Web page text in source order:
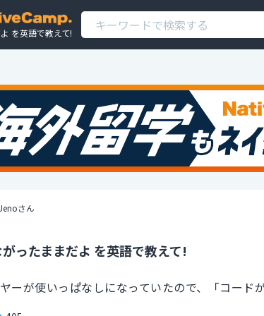
を英語で教えて!
さん
ったままだよ を英語で教えて!
ーが使いっぱなしになっていたので、「コード